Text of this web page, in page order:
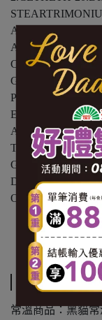
CENTIFOLAI
GLOYCOL,
ORYZA SATIVE
【內容量(重量)】
【保存期限(總效
運送方式
常溫商品：黑貓常